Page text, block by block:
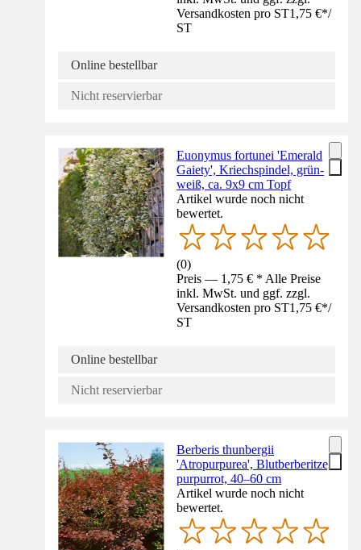
Versandkosten pro ST1,75 €*/
ST
Online bestellbar
Nicht reservierbar
Euonymus fortunei 'Emerald
Gaiety', Kriechspindel, grün-
weiß, ca. 9x9 cm Topf
Artikel wurde noch nicht
bewertet.
(0)
Preis — 1,75 € * Alle Preise
inkl. MwSt. und ggf. zzgl.
Versandkosten pro ST1,75 €*/
ST
Online bestellbar
Nicht reservierbar
Berberis thunbergii
'Atropurpurea', Blutberberitze,
purpurrot, 40–60 cm
Artikel wurde noch nicht
bewertet.